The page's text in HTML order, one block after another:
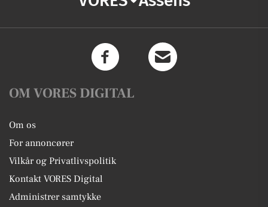
OM VORES DIGITAL
Om os
For annoncører
Vilkår og Privatlivspolitik
Kontakt VORES Digital
Administrer samtykke